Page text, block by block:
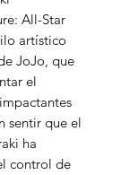
All-Star
artístico
JoJo, que
el
sentir que el
ha
control de